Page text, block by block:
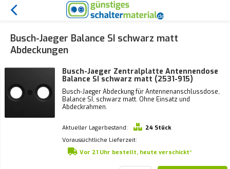
Busch-Jaeger Balance SI schwarz matt
Abdeckungen
Busch-Jaeger Zentralplatte Antennendose
Balance SI schwarz matt (2531-915)
Busch-Jaeger Abdeckung für Antennenanschlussdose,
Balance SI, schwarz matt. Ohne Einsatz und
Abdeckrahmen.
Aktueller Lagerbestand:
24 Stück
Voraussichtliche Lieferzeit:
Vor 21 Uhr bestellt, heute verschickt*